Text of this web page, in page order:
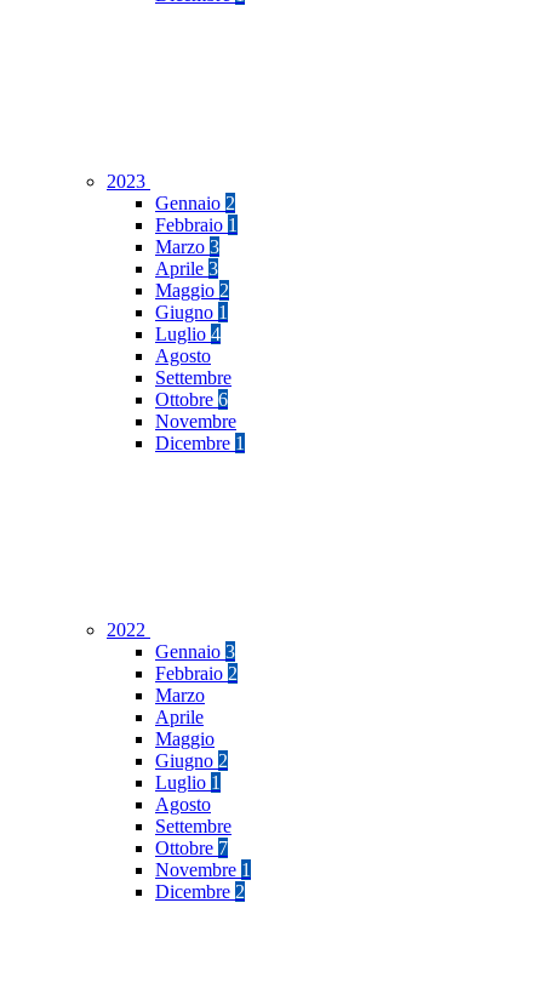
2023
Gennaio 2
Febbraio 1
Marzo 3
Aprile 3
Maggio 2
Giugno 1
Luglio 4
Agosto
Settembre
Ottobre 6
Novembre
Dicembre 1
2022
Gennaio 3
Febbraio 2
Marzo
Aprile
Maggio
Giugno 2
Luglio 1
Agosto
Settembre
Ottobre 7
Novembre 1
Dicembre 2